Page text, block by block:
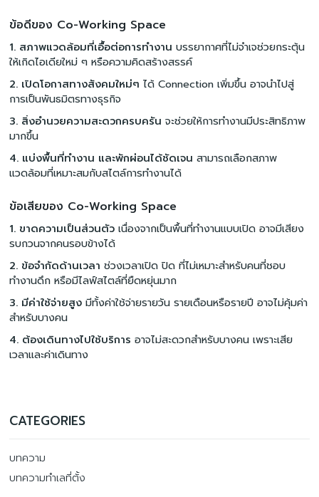
ข้อดีของ Co-Working Space
1. สภาพแวดล้อมที่เอื้อต่อการทำงาน บรรยากาศที่ไม่จำเจช่วยกระตุ้น
ให้เกิดไอเดียใหม่ ๆ หรือความคิดสร้างสรรค์
2. เปิดโอกาสทางสังคมใหม่ๆ ได้ Connection เพิ่มขึ้น อาจนำไปสู่
การเป็นพันธมิตรทางธุรกิจ
3. สิ่งอำนวยความสะดวกครบครัน จะช่วยให้การทำงานมีประสิทธิภาพ
มากขึ้น
4. แบ่งพื้นที่ทำงาน และพักผ่อนได้ชัดเจน สามารถเลือกสภาพ
แวดล้อมที่เหมาะสมกับสไตล์การทำงานได้
ข้อเสียของ Co-Working Space
1. ขาดความเป็นส่วนตัว เนื่องจากเป็นพื้นที่ทำงานแบบเปิด อาจมีเสียง
รบกวนจากคนรอบข้างได้
2. ข้อจำกัดด้านเวลา ช่วงเวลาเปิด ปิด ที่ไม่เหมาะสำหรับคนที่ชอบ
ทำงานดึก หรือมีไลฟ์สไตล์ที่ยืดหยุ่นมาก
3. มีค่าใช้จ่ายสูง มีทั้งค่าใช้จ่ายรายวัน รายเดือนหรือรายปี อาจไม่คุ้มค่า
สำหรับบางคน
4. ต้องเดินทางไปใช้บริการ อาจไม่สะดวกสำหรับบางคน เพราะเสีย
เวลาและค่าเดินทาง
CATEGORIES
บทความ
บทความทำเลที่ตั้ง